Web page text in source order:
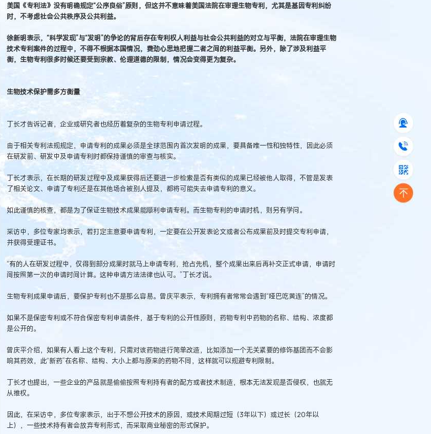
美国《专利法》没有明确规定“公序良俗”原则，但这并不意味着美国法院在审理生物专利，尤其是基因专利纠纷
时，不考虑社会公共秩序及公共利益。
徐新明表示，“科学发现”与“发明”的争论的背后存在专利权人利益与社会公共利益的对立与平衡，法院在审理生物
技术专利案件的过程中，不得不根据本国情况，费劲心思地把握二者之间的利益平衡。另外，除了涉及利益平
衡，生物专利很多时候还要受到宗教、伦理道德的限制，情况会变得更为复杂。
生物技术保护需多方衡量
丁长才告诉记者，企业或研究者也经历着复杂的生物专利申请过程。
由于相关专利法规规定，申请专利的成果必须是全球范围内首次发明的成果，要具备唯一性和独特性，因此必须
在研发前、研发中及申请专利时都保持谨慎的审查与核实。
丁长才表示，在长期的研发过程中及成果获得后还要进一步检索是否有类似的成果已经被他人取得，不管是发表
了相关论文、申请了专利还是在其他场合被别人提及，都将可能失去申请专利的意义。
如此谨慎的核查，都是为了保证生物技术成果能顺利申请专利。而生物专利的申请时机，则另有学问。
采访中，多位专家均表示，若打定主意要申请专利，一定要在公开发表论文或者公布成果前及时提交专利申请，
并获得受理证书。
“有的人在研发过程中，仅得到部分成果时就马上申请专利，抢占先机，整个成果出来后再补交正式申请，申请时
间按照第一次的申请时间计算。这种申请方法法律也认可。”丁长才说。
生物专利成果申请后，要保护专利也不是那么容易。曾庆平表示，专利拥有者常常会遇到“哑巴吃黄连”的情况。
如果不是保密专利或不符合保密专利申请条件，基于专利的公开性原则，药物专利中药物的名称、结构、浓度都
是公开的。
曾庆平介绍，如果有人看上这个专利，只需对该药物进行简单改造，比如添加一个无关紧要的修饰基团而不会影
响其药效，此“新药”在名称、结构、大小上都与原来的药物不同，这样就可以规避专利限制。
丁长才也提出，一些企业的产品就是偷偷按照专利持有者的配方或者技术制造，根本无法发现是否侵权，也就无
从维权。
因此，在采访中，多位专家表示，出于不想公开技术的原因，或技术周期过短（3年以下）或过长（20年以
上），一些技术持有者会放弃专利形式，而采取商业秘密的形式保护。